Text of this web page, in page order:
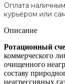
Оплата
курьером или
Описание
Ротационный
коммерческого
очищенного
составу
неагрессивных